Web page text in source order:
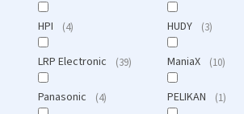
HPI 4 HUDY 3
LRP Electronic 39 ManiaX 10
Panasonic 4 PELIKAN 1